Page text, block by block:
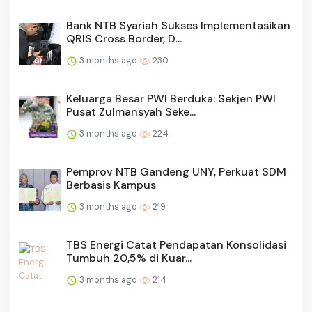
Bank NTB Syariah Sukses Implementasikan
QRIS Cross Border, D...
3 months ago 230
Keluarga Besar PWI Berduka: Sekjen PWI
Pusat Zulmansyah Seke...
3 months ago 224
Pemprov NTB Gandeng UNY, Perkuat SDM
Berbasis Kampus
3 months ago 219
TBS Energi Catat Pendapatan Konsolidasi
Tumbuh 20,5% di Kuar...
3 months ago 214